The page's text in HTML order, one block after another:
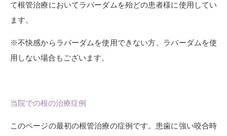
て根管治療においてラバーダムを殆どの患者様に使用してい
ます。
※不快感からラバーダムを使用できない方、ラバーダムを使
用しない場合もございます。
当院での根の治療症例
このページの最初の根管治療の症例です。患歯に強い咬合時